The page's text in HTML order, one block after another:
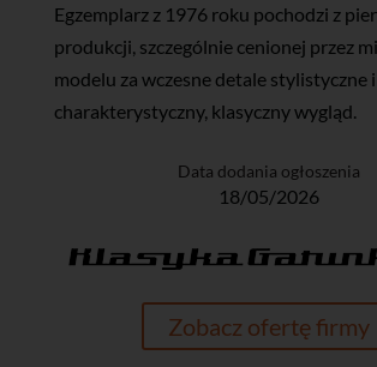
Egzemplarz z 1976 roku pochodzi z
produkcji, szczególnie cenionej przez
modelu za wczesne detale stylistyczne i
charakterystyczny, klasyczny wygląd.
Data dodania ogłoszenia
18/05/2026
Zobacz ofertę firmy